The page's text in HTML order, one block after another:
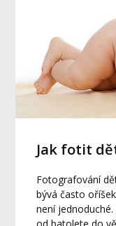
Jak fotit
Fotografování
bývá často
není